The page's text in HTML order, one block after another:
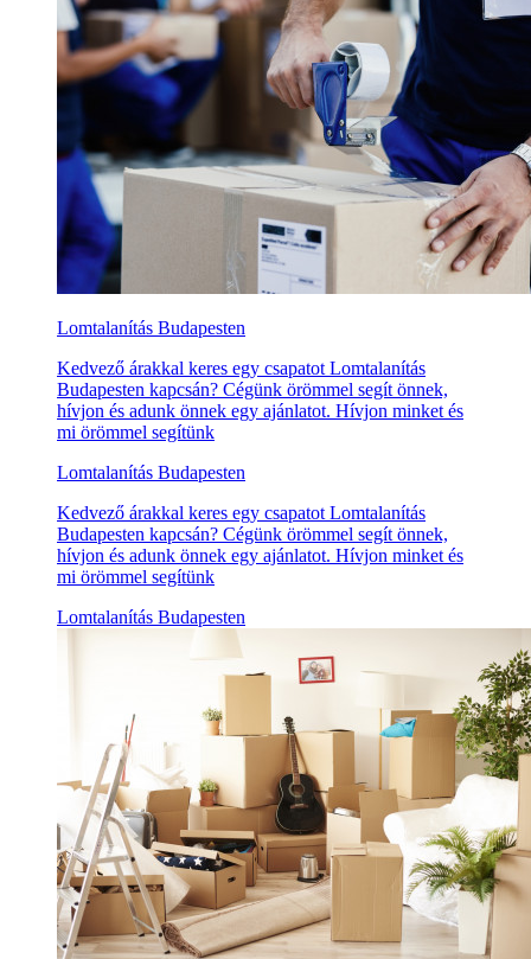
Lomtalanítás Budapesten
Kedvező árakkal keres egy csapatot Lomtalanítás
Budapesten kapcsán? Cégünk örömmel segít önnek,
hívjon és adunk önnek egy ajánlatot. Hívjon minket és
mi örömmel segítünk
Lomtalanítás Budapesten
Kedvező árakkal keres egy csapatot Lomtalanítás
Budapesten kapcsán? Cégünk örömmel segít önnek,
hívjon és adunk önnek egy ajánlatot. Hívjon minket és
mi örömmel segítünk
Lomtalanítás Budapesten